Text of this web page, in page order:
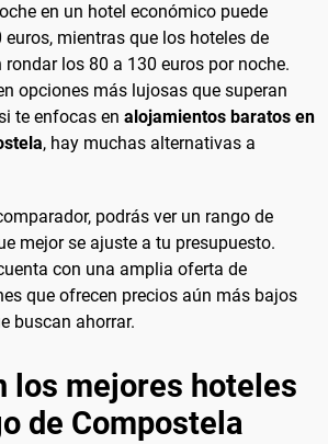
en un hotel económico puede
mientras que los hoteles de
los 80 a 130 euros por noche.
opciones más lujosas que superan
te enfocas en alojamientos baratos en
, hay muchas alternativas a
podrás ver un rango de
mejor se ajuste a tu presupuesto.
con una amplia oferta de
que ofrecen precios aún más bajos
buscan ahorrar.
los mejores hoteles
de Compostela